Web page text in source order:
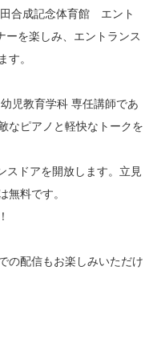
合成記念体育館 エント
ーを楽しみ、エントランス
す。
児教育学科 専任講師であ
なピアノと軽快なトークを
スドアを開放します。立見
無料です。
の配信もお楽しみいただけ